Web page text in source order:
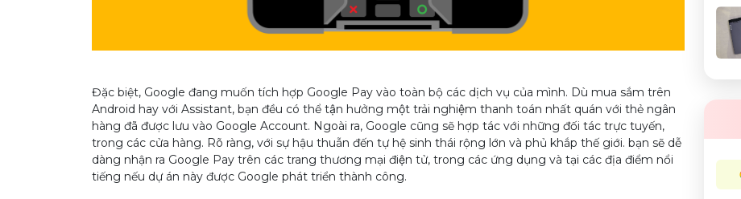
Đặc biệt, Google đang muốn tích hợp Google Pay vào toàn bộ các dịch vụ của mình. Dù mua sắm trên
Android hay với Assistant, bạn đều có thể tận hưởng một trải nghiệm thanh toán nhất quán với thẻ ngân
hàng đã được lưu vào Google Account. Ngoài ra, Google cũng sẽ hợp tác với những đối tác trực tuyến,
trong các cửa hàng. Rõ ràng, với sự hậu thuẫn đến tự hệ sinh thái rộng lớn và phủ khắp thế giới. bạn sẽ dễ
dàng nhận ra Google Pay trên các trang thương mại điện tử, trong các ứng dụng và tại các địa điểm nổi
tiếng nếu dự án này được Google phát triển thành công.